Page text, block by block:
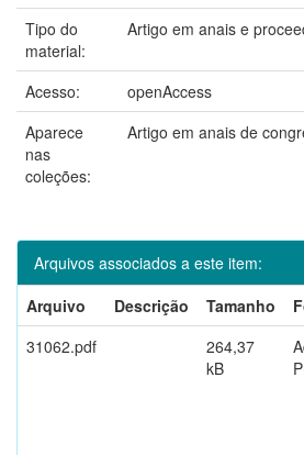
Tipo do
material:
Artigo em anais e
Acesso:
openAccess
Aparece
nas
coleções:
Artigo em anais de
Arquivos associados a este item:
Arquivo
Descrição Tamanho
31062.pdf
264,37
kB